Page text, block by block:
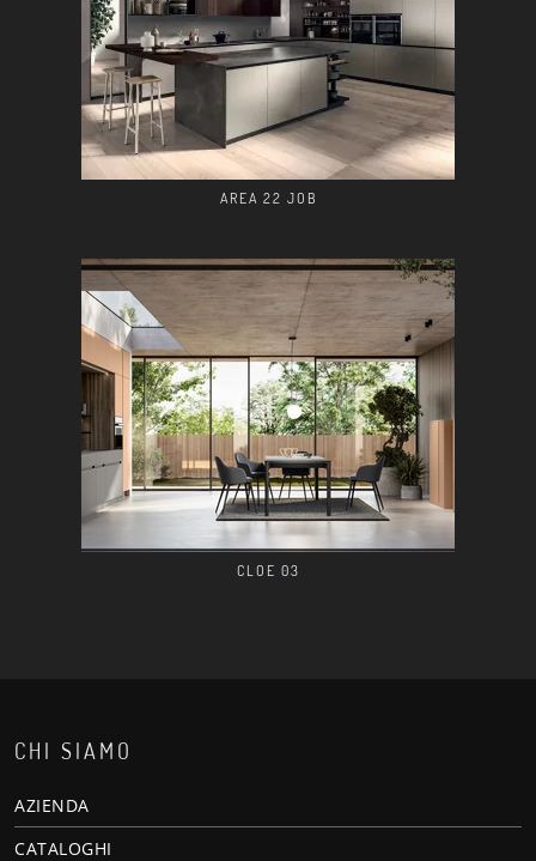
AREA 22 JOB
CLOE 03
CHI SIAMO
AZIENDA
CATALOGHI